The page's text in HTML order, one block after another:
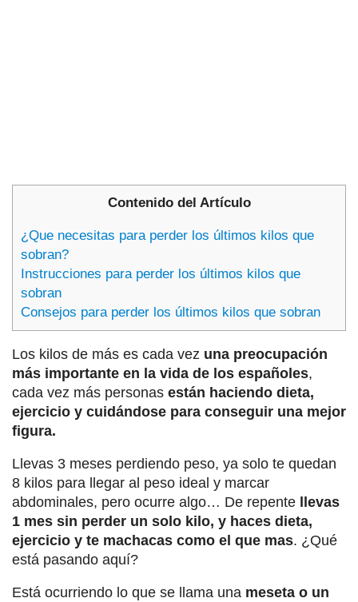
Contenido del Artículo
¿Que necesitas para perder los últimos kilos que
sobran?
Instrucciones para perder los últimos kilos que
sobran
Consejos para perder los últimos kilos que sobran
Los kilos de más es cada vez una preocupación
más importante en la vida de los españoles,
cada vez más personas están haciendo dieta,
ejercicio y cuidándose para conseguir una mejor
figura.
Llevas 3 meses perdiendo peso, ya solo te quedan
8 kilos para llegar al peso ideal y marcar
abdominales, pero ocurre algo… De repente llevas
1 mes sin perder un solo kilo, y haces dieta,
ejercicio y te machacas como el que mas. ¿Qué
está pasando aquí?
Está ocurriendo lo que se llama una meseta o un